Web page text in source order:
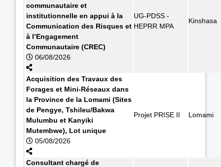
communautaire et
institutionnelle en appui à la
Communication des Risques et
à l’Engagement
Communautaire (CREC)
06/08/2026
UG-PDSS -
HEPRR MPA
Kinshasa
Acquisition des Travaux des
Forages et Mini-Réseaux dans
la Province de la Lomami (Sites
de Pengye, Tshileu/Bakwa
Mulumbu et Kanyiki
Mutembwe), Lot unique
05/08/2026
Projet PRISE II Lomami
Consultant chargé de